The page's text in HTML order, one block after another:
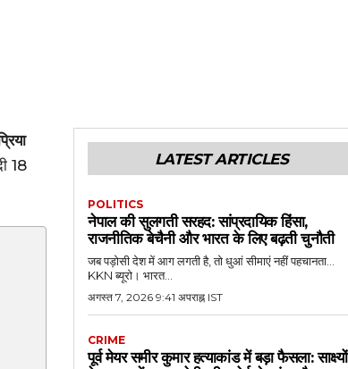
18
LATEST ARTICLES
POLITICS
नेपाल की सुलगती सरहद: सांप्रदायिक हिंसा,
राजनीतिक बेचैनी और भारत के लिए बढ़ती चुनौती
जब पड़ोसी देश में आग लगती है, तो धुआं सीमाएं नहीं पहचानता...
KKN ब्यूरो। भारत...
अगस्त 7, 2026 9:41 अपराह्न IST
CRIME
पूर्व मेयर समीर कुमार हत्याकांड में बड़ा फैसला: साक्ष्यों